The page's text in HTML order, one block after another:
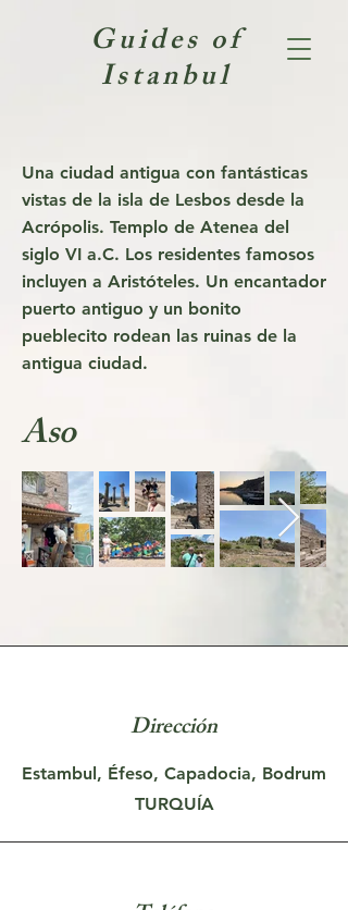
Guides of
Istanbul
Una ciudad antigua con fantásticas
vistas de la isla de Lesbos desde la
Acrópolis. Templo de Atenea del
siglo VI a.C. Los residentes famosos
incluyen a Aristóteles. Un encantador
puerto antiguo y un bonito
pueblecito rodean las ruinas de la
antigua ciudad.
Aso
Dirección
Estambul, Éfeso, Capadocia, Bodrum
TURQUÍA